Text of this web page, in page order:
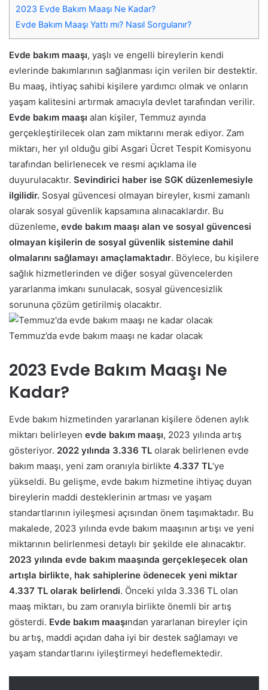
2023 Evde Bakım Maaşı Ne Kadar?
Evde Bakım Maaşı Yattı mı? Nasıl Sorgulanır?
Evde bakım maaşı, yaşlı ve engelli bireylerin kendi
evlerinde bakımlarının sağlanması için verilen bir destektir.
Bu maaş, ihtiyaç sahibi kişilere yardımcı olmak ve onların
yaşam kalitesini artırmak amacıyla devlet tarafından verilir.
Evde bakım maaşı alan kişiler, Temmuz ayında
gerçekleştirilecek olan zam miktarını merak ediyor. Zam
miktarı, her yıl olduğu gibi Asgari Ücret Tespit Komisyonu
tarafından belirlenecek ve resmi açıklama ile
duyurulacaktır. Sevindirici haber ise SGK düzenlemesiyle
ilgilidir. Sosyal güvencesi olmayan bireyler, kısmi zamanlı
olarak sosyal güvenlik kapsamına alınacaklardır. Bu
düzenleme, evde bakım maaşı alan ve sosyal güvencesi
olmayan kişilerin de sosyal güvenlik sistemine dahil
olmalarını sağlamayı amaçlamaktadır. Böylece, bu kişilere
sağlık hizmetlerinden ve diğer sosyal güvencelerden
yararlanma imkanı sunulacak, sosyal güvencesizlik
sorununa çözüm getirilmiş olacaktır.
Temmuz’da evde bakım maaşı ne kadar olacak
2023 Evde Bakım Maaşı Ne
Kadar?
Evde bakım hizmetinden yararlanan kişilere ödenen aylık
miktarı belirleyen evde bakım maaşı, 2023 yılında artış
gösteriyor. 2022 yılında 3.336 TL olarak belirlenen evde
bakım maaşı, yeni zam oranıyla birlikte 4.337 TL‘ye
yükseldi. Bu gelişme, evde bakım hizmetine ihtiyaç duyan
bireylerin maddi desteklerinin artması ve yaşam
standartlarının iyileşmesi açısından önem taşımaktadır. Bu
makalede, 2023 yılında evde bakım maaşının artışı ve yeni
miktarının belirlenmesi detaylı bir şekilde ele alınacaktır.
2023 yılında evde bakım maaşında gerçekleşecek olan
artışla birlikte, hak sahiplerine ödenecek yeni miktar
4.337 TL olarak belirlendi. Önceki yılda 3.336 TL olan
maaş miktarı, bu zam oranıyla birlikte önemli bir artış
gösterdi. Evde bakım maaşından yararlanan bireyler için
bu artış, maddi açıdan daha iyi bir destek sağlamayı ve
yaşam standartlarını iyileştirmeyi hedeflemektedir.